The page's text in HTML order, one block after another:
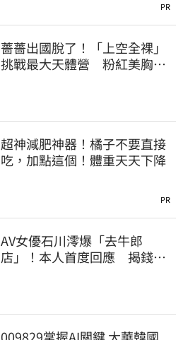
PR
薔薔出國脫了！「上空全裸」
挑戰最大天體營 粉紅美胸被
超神減肥神器！橘子不要直接
吃，加點這個！體重天天下降
PR
AV女優石川澪爆「去牛郎
店」！本人首度回應 揭錢都